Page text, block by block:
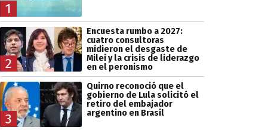
1
2
Encuesta rumbo a 2027:
cuatro consultoras
midieron el desgaste de
Milei y la crisis de liderazgo
en el peronismo
3
Quirno reconoció que el
gobierno de Lula solicitó el
retiro del embajador
argentino en Brasil